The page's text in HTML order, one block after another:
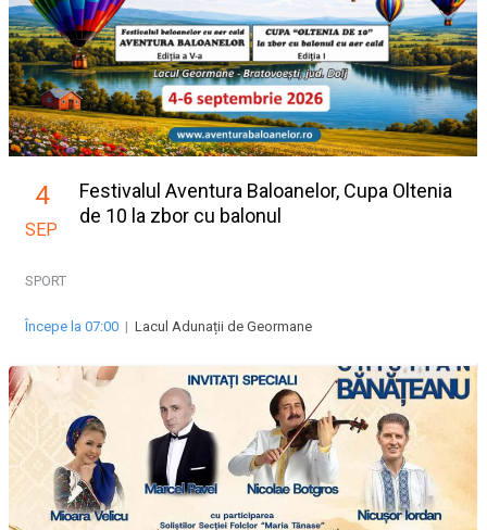
4
SEP
Festivalul Aventura Baloanelor, Cupa Oltenia
de 10 la zbor cu balonul
SPORT
Începe la 07:00 | Lacul Adunații de Geormane